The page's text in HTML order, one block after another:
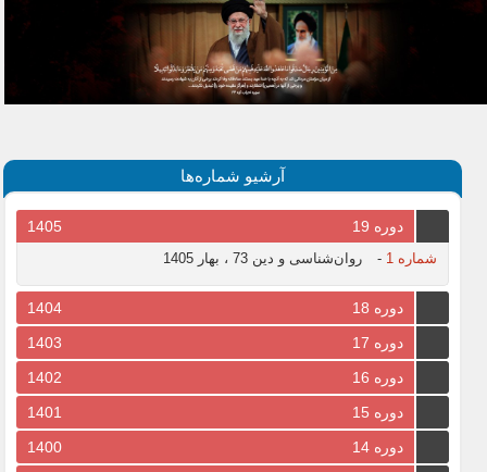
آرشیو شماره‌ها
دوره 19 1405
شماره 1 - روان‌شناسی و دین 73 ، بهار 1405
دوره 18
1404
دوره 17
1403
دوره 16
1402
دوره 15
1401
دوره 14
1400